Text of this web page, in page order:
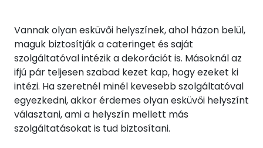
Vannak olyan esküvői helyszínek, ahol házon belül,
maguk biztosítják a cateringet és saját
szolgáltatóval intézik a dekorációt is. Másoknál az
ifjú pár teljesen szabad kezet kap, hogy ezeket ki
intézi. Ha szeretnél minél kevesebb szolgáltatóval
egyezkedni, akkor érdemes olyan esküvői helyszínt
választani, ami a helyszín mellett más
szolgáltatásokat is tud biztosítani.